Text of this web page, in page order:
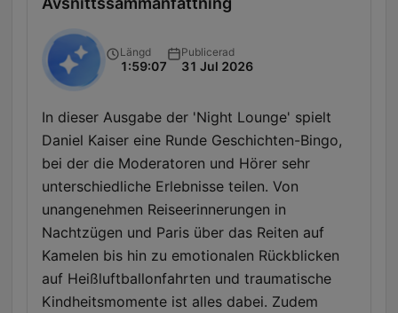
Längd
1:59:07
Publicerad
31 Jul 2026
In dieser Ausgabe der 'Night Lounge' spielt
Daniel Kaiser eine Runde Geschichten-Bingo,
bei der die Moderatoren und Hörer sehr
unterschiedliche Erlebnisse teilen. Von
unangenehmen Reiseerinnerungen in
Nachtzügen und Paris über das Reiten auf
Kamelen bis hin zu emotionalen Rückblicken
auf Heißluftballonfahrten und traumatische
Kindheitsmomente ist alles dabei. Zudem